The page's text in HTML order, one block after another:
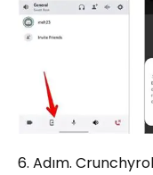
6. Adım.